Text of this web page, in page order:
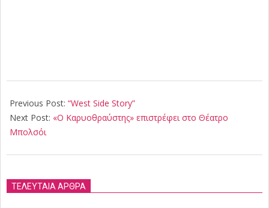
12-
09
Previous Post: “West Side Story”
Next Post: «Ο Καρυοθραύστης» επιστρέφει στο Θέατρο
Μπολσόι
ΤΕΛΕΥΤΑΙΑ ΑΡΘΡΑ